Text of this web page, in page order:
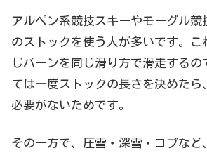
アルペン系競技スキーやモーグル競
のストックを使う人が多いです。こ
じバーンを同じ滑り方で滑走するの
ては一度ストックの長さを決めたら
必要がないためです。
その一方で、圧雪・深雪・コブなど